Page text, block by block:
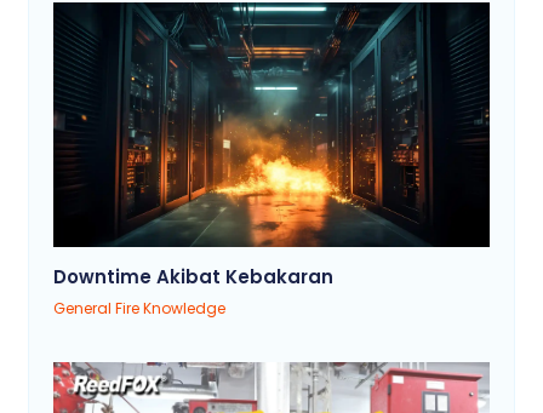
Downtime Akibat Kebakaran
General Fire Knowledge